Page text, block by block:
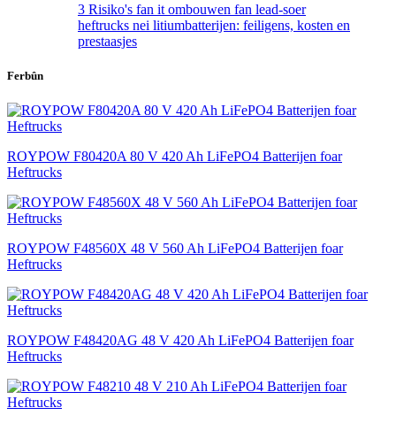
3 Risiko's fan it ombouwen fan lead-soer
heftrucks nei litiumbatterijen: feiligens, kosten en
prestaasjes
Ferbûn
ROYPOW F80420A 80 V 420 Ah LiFePO4 Batterijen foar
Heftrucks
ROYPOW F48560X 48 V 560 Ah LiFePO4 Batterijen foar
Heftrucks
ROYPOW F48420AG 48 V 420 Ah LiFePO4 Batterijen foar
Heftrucks